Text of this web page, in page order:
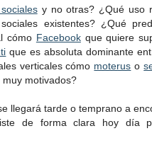
y no otras? ¿Qué uso
existentes? ¿Qué
cómo Facebookque quiere
que es absoluta dominante
verticales cómo moterus o
motivados?
llegará tarde o temprano a
de forma clara hoy día